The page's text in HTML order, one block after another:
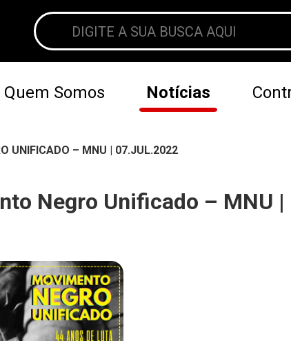
Quem Somos Notícias
UNIFICADO – MNU | 07.JUL.2022
Negro Unificado – MNU